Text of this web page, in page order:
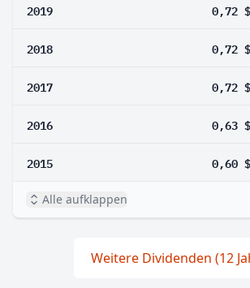
2019 0,72 $
2018 0,72 $
2017 0,72 $
2016 0,63 $
2015 0,60 $
Alle aufklappen
Weitere Dividenden (12